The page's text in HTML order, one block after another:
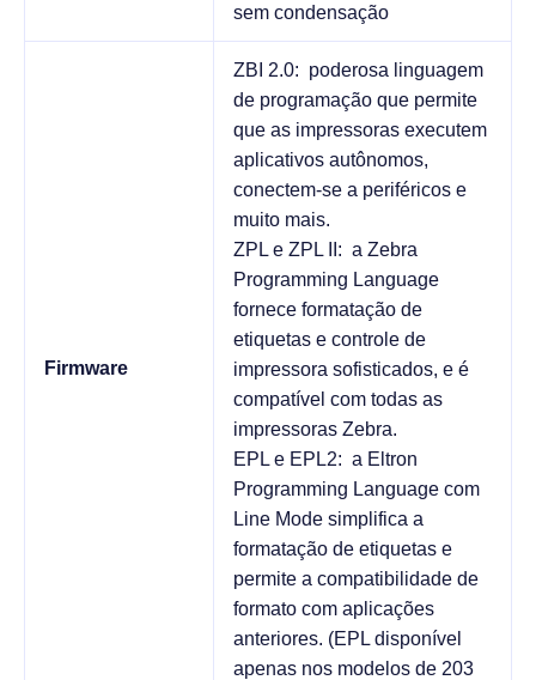
sem condensação
Firmware
ZBI 2.0: poderosa linguagem
de programação que permite
que as impressoras executem
aplicativos autônomos,
conectem-se a periféricos e
muito mais.
ZPL e ZPL II: a Zebra
Programming Language
fornece formatação de
etiquetas e controle de
impressora sofisticados, e é
compatível com todas as
impressoras Zebra.
EPL e EPL2: a Eltron
Programming Language com
Line Mode simplifica a
formatação de etiquetas e
permite a compatibilidade de
formato com aplicações
anteriores. (EPL disponível
apenas nos modelos de 203